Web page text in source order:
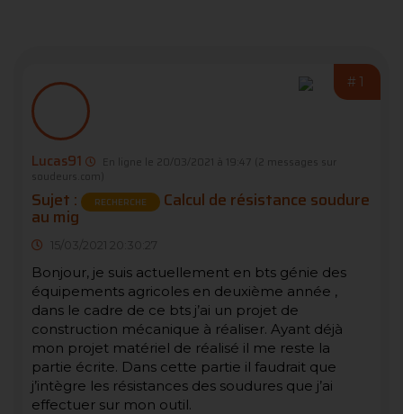
#1
Lucas91 En ligne le 20/03/2021 à 19:47 (2 messages sur
soudeurs.com)
Sujet : RECHERCHE Calcul de résistance soudure
au mig
15/03/2021 20:30:27
Bonjour, je suis actuellement en bts génie des
équipements agricoles en deuxième année ,
dans le cadre de ce bts j’ai un projet de
construction mécanique à réaliser. Ayant déjà
mon projet matériel de réalisé il me reste la
partie écrite. Dans cette partie il faudrait que
j’intègre les résistances des soudures que j’ai
effectuer sur mon outil.